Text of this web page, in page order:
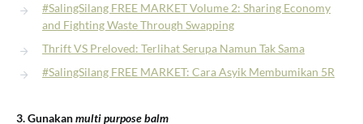
#SalingSilang FREE MARKET Volume 2: Sharing Economy
and Fighting Waste Through Swapping
Thrift VS Preloved: Terlihat Serupa Namun Tak Sama
#SalingSilang FREE MARKET: Cara Asyik Membumikan 5R
3. Gunakanmulti purpose balm